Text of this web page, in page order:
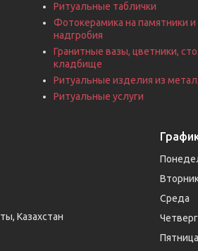
Ритуальные таблички
Фотокерамика на памятники и
надгробия
Гранитные вазы, цветники,
кладбище
Ритуальные изделия из
Ритуальные услуги
Казахстан
Среда
Четверг
Пятница